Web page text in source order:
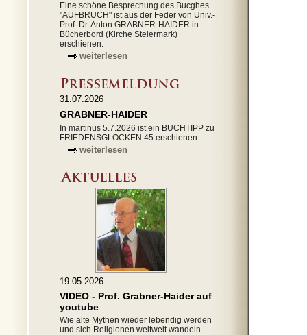
Eine schöne Besprechung des Bucghes
"AUFBRUCH" ist aus der Feder von Univ.-
Prof. Dr. Anton GRABNER-HAIDER in
Bücherbord (Kirche Steiermark)
erschienen.
weiterlesen
31.07.2026
GRABNER-HAIDER
In martinus 5.7.2026 ist ein BUCHTIPP zu
FRIEDENSGLOCKEN 45 erschienen.
weiterlesen
19.05.2026
VIDEO - Prof. Grabner-Haider auf
youtube
Wie alte Mythen wieder lebendig werden
und sich Religionen weltweit wandeln